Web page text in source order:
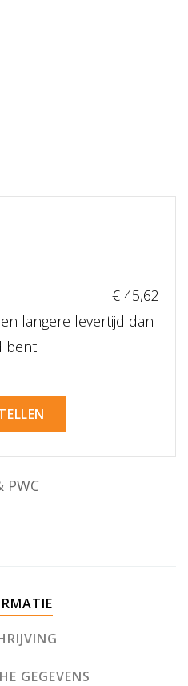
€ 45,62
langere levertijd dan
bent.
GEGEVENS